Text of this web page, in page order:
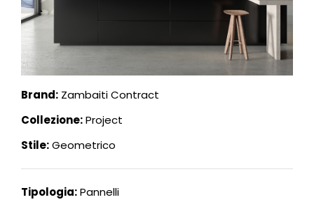
Brand: Zambaiti Contract
Collezione:Project
Stile:Geometrico
Tipologia:Pannelli